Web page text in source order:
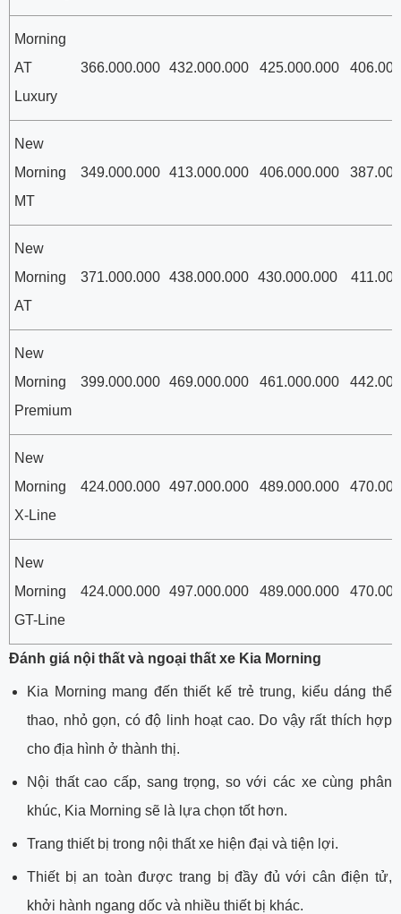
Morning
AT
Luxury
366.000.000 432.000.000 425.000.000
New
Morning
MT
349.000.000 413.000.000 406.000.000
New
Morning
AT
371.000.000 438.000.000 430.000.000
New
Morning
Premium
399.000.000 469.000.000 461.000.000
New
Morning
X-Line
424.000.000 497.000.000 489.000.000
New
Morning
GT-Line
424.000.000 497.000.000 489.000.000
Đánh giá nội thất và ngoại thất xe Kia Morning
Kia Morning mang đến thiết kế trẻ trung, kiểu dáng thể
thao, nhỏ gọn, có độ linh hoạt cao. Do vậy rất thích hợp
cho địa hình ở thành thị.
Nội thất cao cấp, sang trọng, so với các xe cùng phân
khúc, Kia Morning sẽ là lựa chọn tốt hơn.
Trang thiết bị trong nội thất xe hiện đại và tiện lợi.
Thiết bị an toàn được trang bị đầy đủ với cân điện tử,
khởi hành ngang dốc và nhiều thiết bị khác.